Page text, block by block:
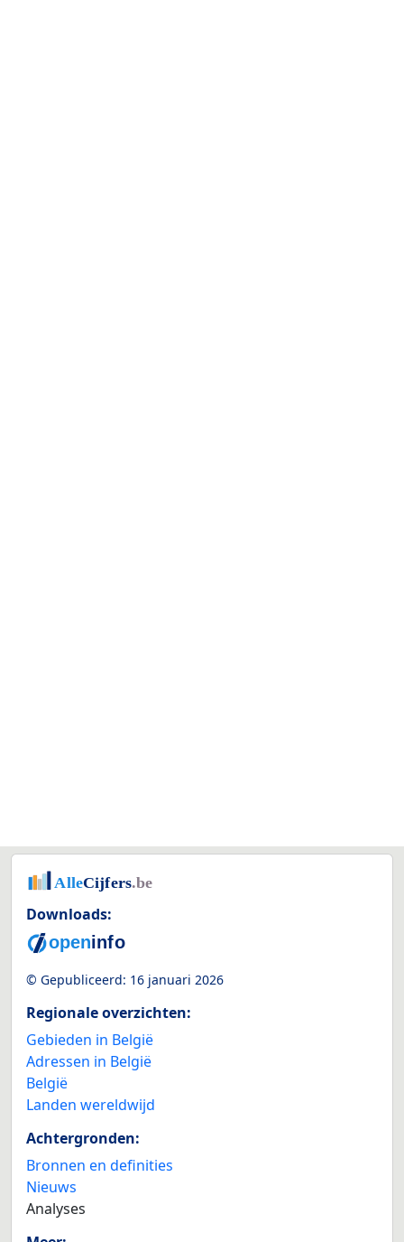
Downloads:
© Gepubliceerd: 16 januari 2026
Regionale overzichten:
Gebieden in België
Adressen in België
België
Landen wereldwijd
Achtergronden:
Bronnen en definities
Nieuws
Analyses